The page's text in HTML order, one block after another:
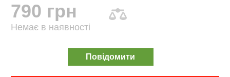
790 грн
Немає в наявності
Повідомити